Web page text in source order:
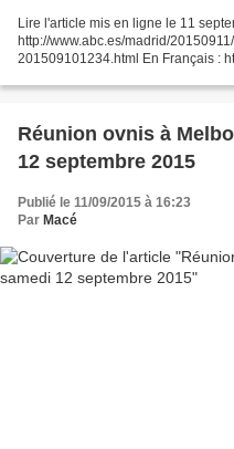
Lire l'article mis en ligne le 11
http://www.abc.es/madrid/
201509101234.html En Français :
Réunion ovnis à
12 septembre 2015
Publié le 11/09/2015 à 16:23
Par Macé